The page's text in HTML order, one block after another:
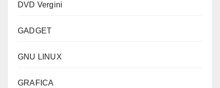
DVD Vergini
GADGET
GNU LINUX
GRAFICA